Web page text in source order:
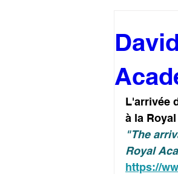
L'arrivée
à la
"The
Royal
https://